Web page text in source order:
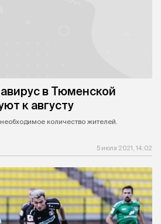
в Тюменской
к августу
количество жителей.
5 июля 2021, 14:02